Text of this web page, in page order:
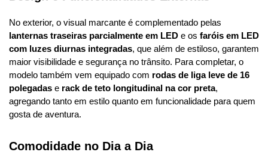
lanternas traseiras parcialmente em LED e os faróis em LED
com luzes diurnas integradas, que além de estiloso, garantem
maior visibilidade e segurança no trânsito. Para completar, o
modelo também vem equipado com rodas de liga leve de 16
polegadas e rack de teto longitudinal na cor preta,
agregando tanto em estilo quanto em funcionalidade para quem
gosta de aventura.
Comodidade no Dia a Dia